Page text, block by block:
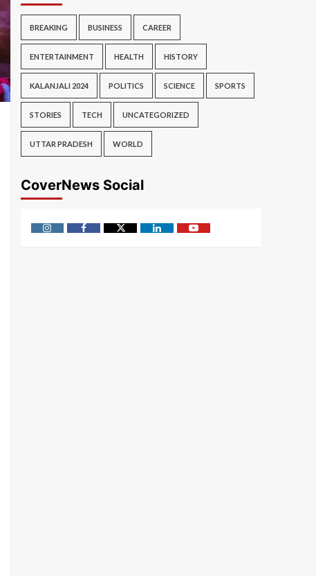
BREAKING BUSINESS CAREER
ENTERTAINMENT HEALTH HISTORY
KALANJALI 2024 POLITICS SCIENCE SPORTS
STORIES TECH UNCATEGORIZED
UTTAR PRADESH WORLD
CoverNews Social
InstagramFacebookTwitter LinkedinYoutube